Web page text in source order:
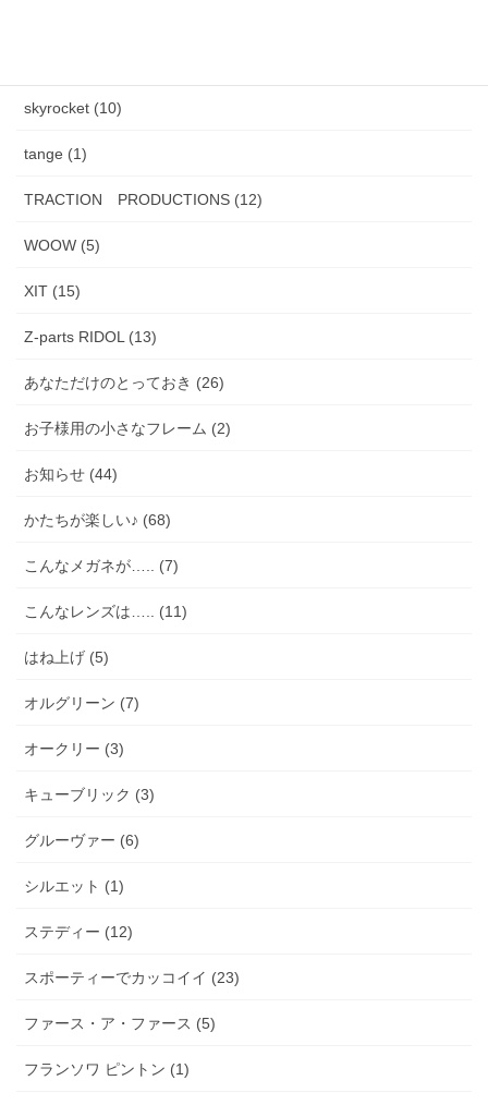
skyrocket (10)
tange (1)
TRACTION PRODUCTIONS (12)
WOOW (5)
XIT (15)
Z-parts RIDOL (13)
あなただけのとっておき (26)
お子様用の小さなフレーム (2)
お知らせ (44)
かたちが楽しい♪ (68)
こんなメガネが….. (7)
こんなレンズは….. (11)
はね上げ (5)
オルグリーン (7)
オークリー (3)
キューブリック (3)
グルーヴァー (6)
シルエット (1)
ステディー (12)
スポーティーでカッコイイ (23)
ファース・ア・ファース (5)
フランソワ ピントン (1)